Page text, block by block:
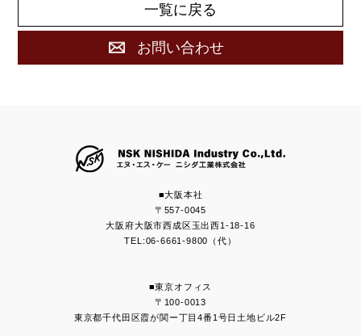
一覧に戻る
お問い合わせ
■大阪本社
〒557-0045
大阪府大阪市西成区玉出西1-18-16
TEL:06-6661-9800（代）
■東京オフィス
〒100-0013
東京都千代田区霞が関ー丁目4番1号日土地ビル2F